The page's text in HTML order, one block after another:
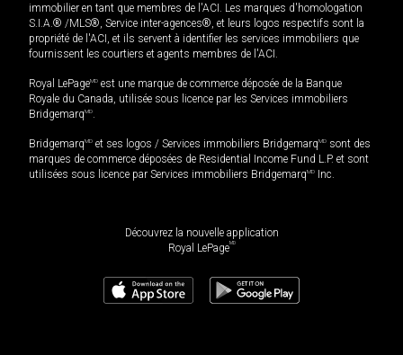
immobilier en tant que membres de l'ACI. Les marques d'homologation
S.I.A.® /MLS®, Service inter-agences®, et leurs logos respectifs sont la
propriété de l'ACI, et ils servent à identifier les services immobiliers que
fournissent les courtiers et agents membres de l'ACI.
Royal LePageMD est une marque de commerce déposée de la Banque
Royale du Canada, utilisée sous licence par les Services immobiliers
BridgemarqMD
BridgemarqMD et ses logos / Services immobiliers BridgemarqMD sont des
marques de commerce déposées de Residential Income Fund L.P. et sont
utilisées sous licence par Services immobiliers BridgemarqMD Inc.
Découvrez la nouvelle application
Royal LePageMD